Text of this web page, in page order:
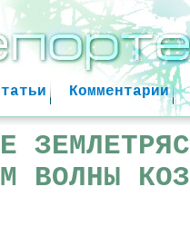
Комментарии
ВОЛНЫ